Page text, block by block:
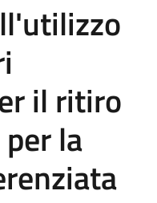
il ritiro
la